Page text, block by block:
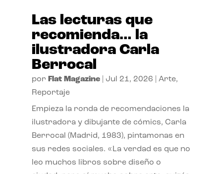
Las lecturas que
recomienda… la
ilustradora Carla
Berrocal
por Flat Magazine| Jul 21, 2026 Arte,
Reportaje
Empieza la ronda de recomendaciones la
ilustradora y dibujante de cómics, Carla
Berrocal (Madrid, 1983), pintamonas en
sus redes sociales. «La verdad es que no
leo muchos libros sobre diseño o